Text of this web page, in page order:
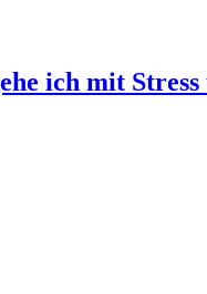
ich mit Stress